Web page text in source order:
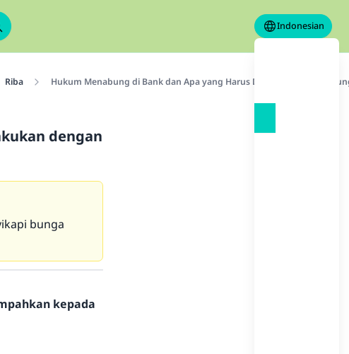
Indonesian
Riba Hukum Menabung di Bank dan Apa yang Harus Dilakukan dengan
dengan
bunga
kepada